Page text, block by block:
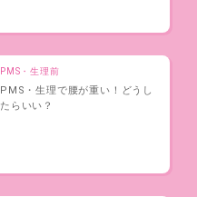
PMS・生理前
PMS・生理で腰が重い！どうし
たらいい？